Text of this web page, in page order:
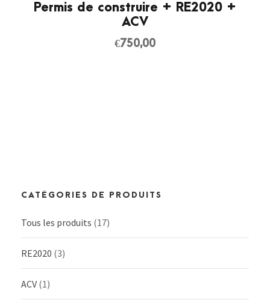
Permis de construire + RE2020 +
ACV
€750,00
CATÉGORIES DE PRODUITS
Tous les produits (17)
RE2020 (3)
ACV (1)